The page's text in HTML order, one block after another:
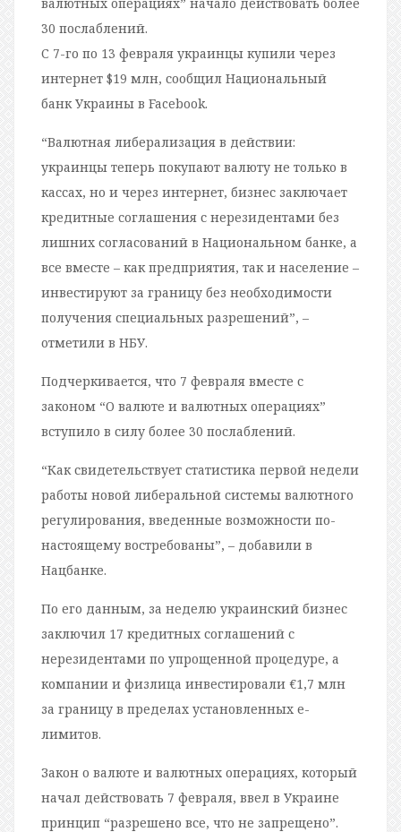
30 послаблений.
С 7-го по 13 февраля украинцы купили через
интернет $19 млн, сообщил Национальный
банк Украины в Facebook.
“Валютная либерализация в действии:
украинцы теперь покупают валюту не только в
кассах, но и через интернет, бизнес заключает
кредитные соглашения с нерезидентами без
лишних согласований в Национальном банке, а
все вместе – как предприятия, так и население –
инвестируют за границу без необходимости
получения специальных разрешений”, –
отметили в НБУ.
Подчеркивается, что 7 февраля вместе с
законом “О валюте и валютных операциях”
вступило в силу более 30 послаблений.
“Как свидетельствует статистика первой недели
работы новой либеральной системы валютного
регулирования, введенные возможности по-
настоящему востребованы”, – добавили в
Нацбанке.
По его данным, за неделю украинский бизнес
заключил 17 кредитных соглашений с
нерезидентами по упрощенной процедуре, а
компании и физлица инвестировали €1,7 млн
за границу в пределах установленных е-
лимитов.
Закон о валюте и валютных операциях, который
начал действовать 7 февраля, ввел в Украине
принцип “разрешено все, что не запрещено”.